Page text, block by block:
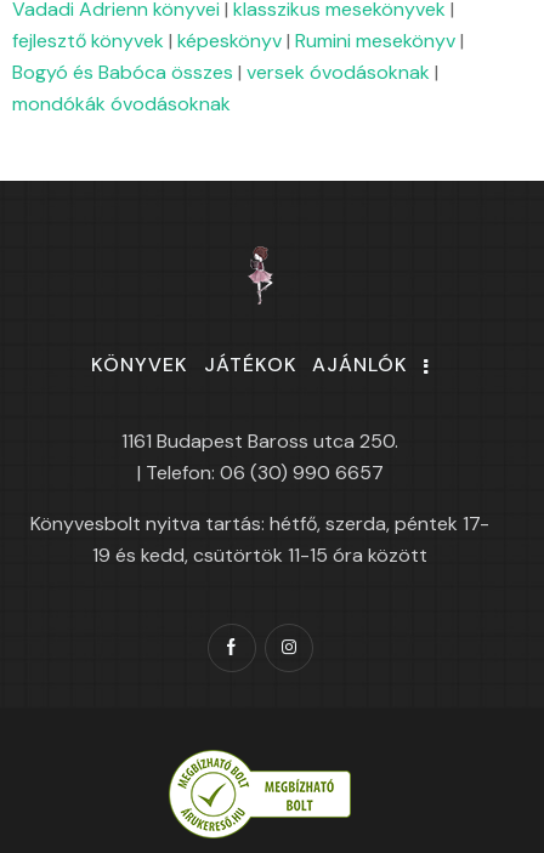
Vadadi Adrienn könyvei | klasszikus mesekönyvek |
fejlesztő könyvek | képeskönyv| Rumini mesekönyv|
Bogyó és Babóca összes | versek óvodásoknak |
mondókák óvodásoknak
KÖNYVEK JÁTÉKOK AJÁNLÓK
1161 Budapest Baross utca 250.
| Telefon: 06 (30) 990 6657
Könyvesbolt nyitva tartás: hétfő, szerda, péntek 17-
19 és kedd, csütörtök 11-15 óra között